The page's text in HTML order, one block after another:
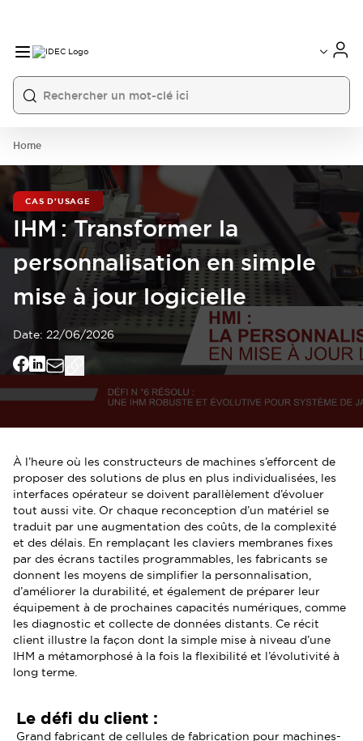
Home
CAS D'USAGE
IHM : Transformer la
personnalisation en simple
mise à jour logicielle
Date: 22/06/2026
À l’heure où les constructeurs de machines s’efforcent de
proposer des solutions de plus en plus individualisées, les
interfaces opérateur se doivent parallèlement d’évoluer
tout aussi vite. Or chaque reconception d’un matériel se
traduit par une augmentation des coûts, de la complexité
et des délais. En remplaçant les claviers membranes fixes
par des écrans tactiles programmables, les fabricants se
donnent les moyens de simplifier la personnalisation,
d’améliorer la durabilité, et également de préparer leur
équipement à de prochaines capacités numériques, comme
les diagnostic et collecte de données distants. Ce récit
client illustre la façon dont la simple mise à niveau d’une
IHM a métamorphosé à la fois la flexibilité et l’évolutivité à
long terme.
Le défi du client :
Grand fabricant de cellules de fabrication pour machines-